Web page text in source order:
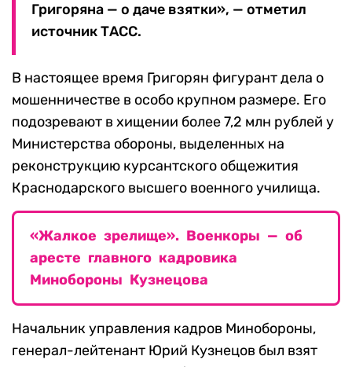
Григоряна — о даче взятки», — отметил
источник ТАСС.
В настоящее время Григорян фигурант дела о
мошенничестве в особо крупном размере. Его
подозревают в хищении более 7,2 млн рублей у
Министерства обороны, выделенных на
реконструкцию курсантского общежития
Краснодарского высшего военного училища.
«Жалкое зрелище». Военкоры — об
аресте главного кадровика
Минобороны Кузнецова
Начальник управления кадров Минобороны,
генерал-лейтенант Юрий Кузнецов был взят